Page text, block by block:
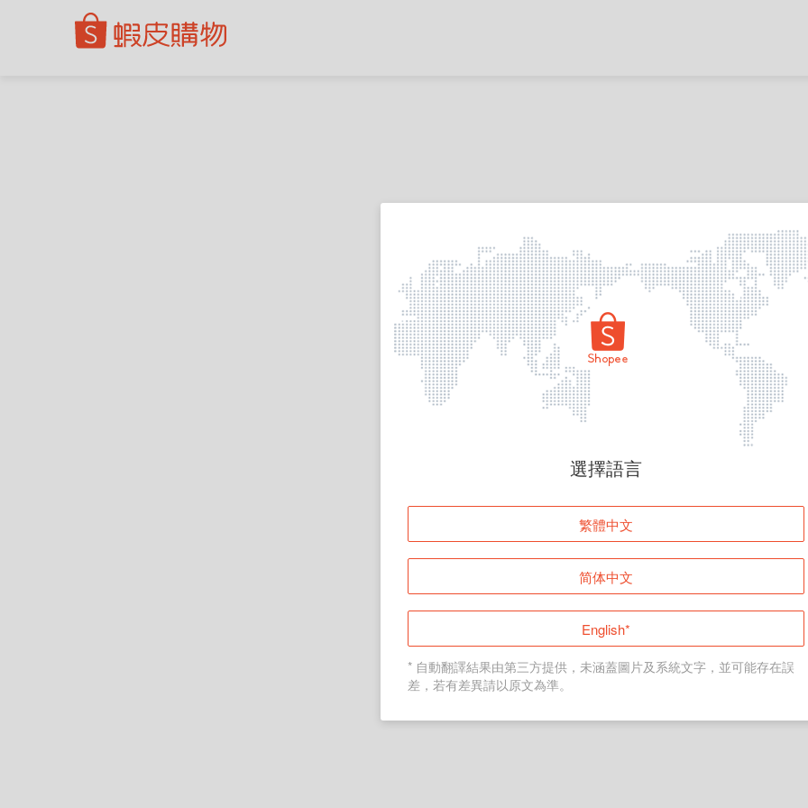
頁面無法顯示
登入
返回首頁
選擇語言
繁體中文
简体中文
English*
* 自動翻譯結果由第三方提供，未涵蓋圖片及系統文字，並可能存在誤
差，若有差異請以原文為準。